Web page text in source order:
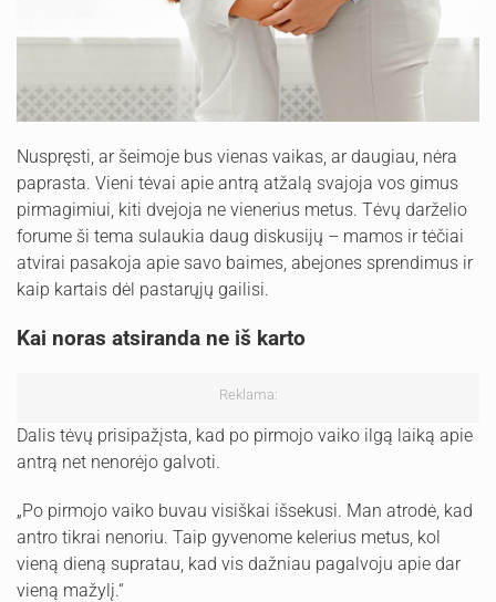
Nuspręsti, ar šeimoje bus vienas vaikas, ar daugiau, nėra
paprasta. Vieni tėvai apie antrą atžalą svajoja vos gimus
pirmagimiui, kiti dvejoja ne vienerius metus. Tėvų darželio
forume ši tema sulaukia daug diskusijų – mamos ir tėčiai
atvirai pasakoja apie savo baimes, abejones sprendimus ir
kaip kartais dėl pastarųjų gailisi.
Kai noras atsiranda ne iš karto
Reklama:
Dalis tėvų prisipažįsta, kad po pirmojo vaiko ilgą laiką apie
antrą net nenorėjo galvoti.
„Po pirmojo vaiko buvau visiškai išsekusi. Man atrodė, kad
antro tikrai nenoriu. Taip gyvenome kelerius metus, kol
vieną dieną supratau, kad vis dažniau pagalvoju apie dar
vieną mažylį.“